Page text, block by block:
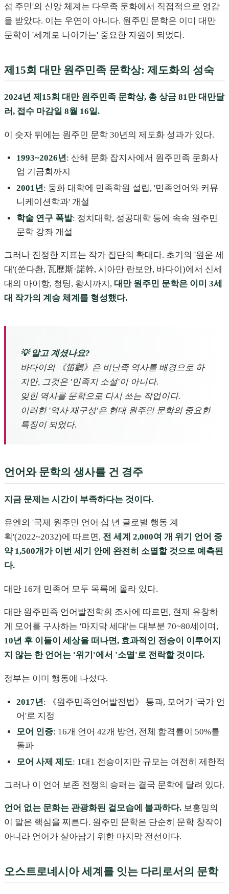
섬 주민'의 신앙 체계는 다우족 문화에서 직접적으로 영감
을 받았다. 이는 우연이 아니다. 원주민 문학은 이미 대만
문학이 '세계로 나아가는' 중요한 자원이 되었다.
제15회 대만 원주민족 문학상: 제도화의 성숙
2024년 제15회 대만 원주민족 문학상, 총 상금 81만 대만달
러, 접수 마감일 8월 16일.
이 숫자 뒤에는 원주민 문학 30년의 제도화 성과가 있다.
1993~2026년: 산해 문화 잡지사에서 원주민족 문화사
업 기금회까지
2001년: 둥화 대학에 민족학원 설립, '민족언어와 커뮤
니케이션학과' 개설
학술 연구 폭발: 정치대학, 성공대학 등에 속속 원주민
문학 강좌 개설
그러나 진정한 지표는 작가 집단의 확대다. 초기의 '원운 세
대'(쑨다촨, 瓦歷斯·諾幹, 시아만 란보안, 바다이)에서 신세
대의 마이항, 청팅, 황시까지, 대만 원주민 문학은 이미 3세
대 작가의 계승 체계를 형성했다.
💡 알고 계셨나요?
바다이의 《笛鸛》은 비난족 역사를 배경으로 하
지만, 그것은 '민족지 소설'이 아니다.
잊힌 역사를 문학으로 다시 쓰는 작업이다.
이러한 '역사 재구성'은 현대 원주민 문학의 중요한
특징이 되었다.
언어와 문학의 생사를 건 경주
지금 문제는 시간이 부족하다는 것이다.
유엔의 '국제 원주민 언어 십 년 글로벌 행동 계
획'(2022~2032)에 따르면, 전 세계 2,000여 개 위기 언어 중
약 1,500개가 이번 세기 안에 완전히 소멸할 것으로 예측된
다.
대만 16개 민족어 모두 목록에 올라 있다.
대만 원주민족 언어발전학회 조사에 따르면, 현재 유창하
게 모어를 구사하는 '마지막 세대'는 대부분 70~80세이며,
10년 후 이들이 세상을 떠나면, 효과적인 전승이 이루어지
지 않는 한 언어는 '위기'에서 '소멸'로 전락할 것이다.
정부는 이미 행동에 나섰다.
2017년 : 《원주민족언어발전법》 통과, 모어가 '국가 언
어'로 지정
모어 인증: 16개 언어 42개 방언, 전체 합격률이 50%를
돌파
모어 사제 제도: 1대1 전승이지만 규모는 여전히 제한적
그러나 이 언어 보존 전쟁의 승패는 결국 문학에 달려 있다.
언어 없는 문화는 관광화된 겉모습에 불과하다. 보홍밍의
이 말은 핵심을 찌른다. 원주민 문학은 단순히 문학 창작이
아니라 언어가 살아남기 위한 마지막 전선이다.
오스트로네시아 세계를 잇는 다리로서의 문학